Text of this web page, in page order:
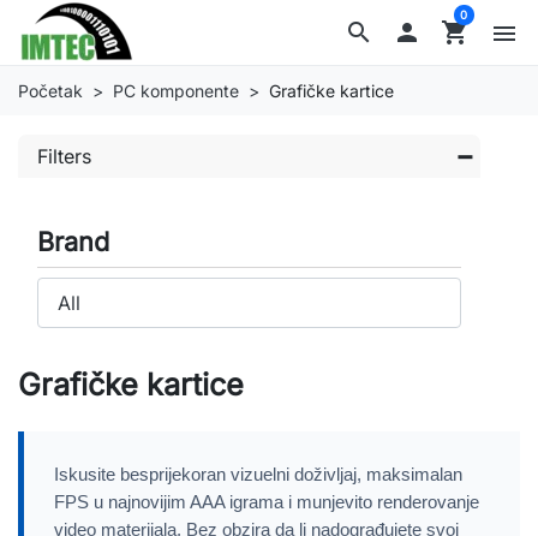
search  shopping_cart
0
menu
Početak PC komponente Grafičke kartice
Filters
Brand
Grafičke kartice
Iskusite besprijekoran vizuelni doživljaj, maksimalan
FPS u najnovijim AAA igrama i munjevito renderovanje
video materijala. Bez obzira da li nadograđujete svoj